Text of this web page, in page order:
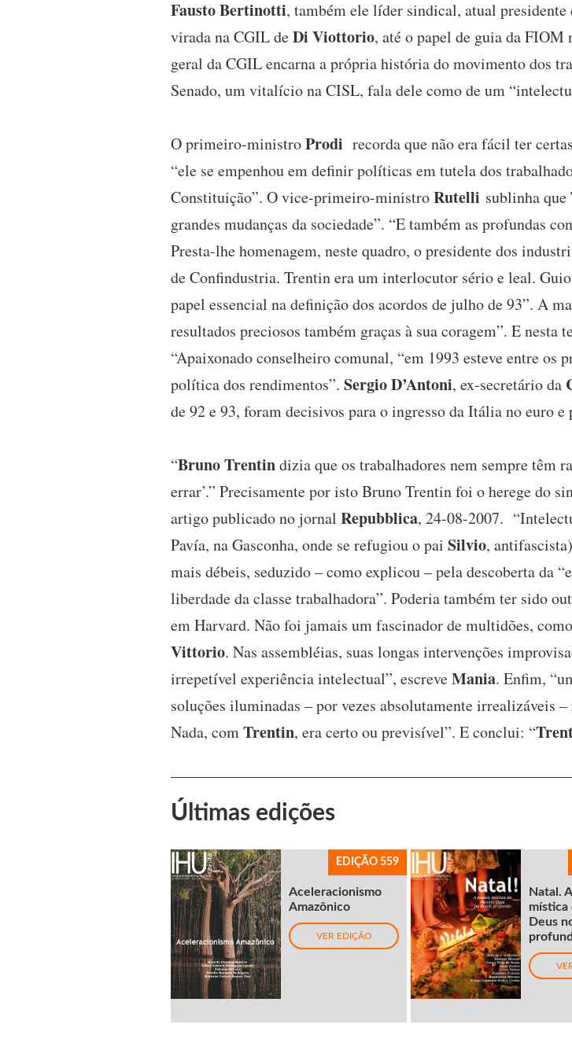
Fausto Bertinotti, também ele líder sindical, atual presidente
virada na CGIL deDi Viottorio, até o papel de guia da FIOM
geral da CGIL encarna a própria história do movimento dos
Senado, um vitalício na CISL, fala dele como de um
O primeiro-ministroProdi recorda que não era fácil ter
“ele se empenhou em definir políticas em tutela dos
Constituição”. O vice-primeiro-ministroRutelli sublinha que
grandes mudanças da sociedade”. “E também as profundas
Presta-lhe homenagem, neste quadro, o presidente dos
de Confindustria. Trentin era um interlocutor sério e leal.
papel essencial na definição dos acordos de julho de 93”. A
resultados preciosos também graças à sua coragem”. E
“Apaixonado conselheiro comunal, “em 1993 esteve entre os
política dos rendimentos”. Sergio D’Antoni, ex-secretário da
de 92 e 93, foram decisivos para o ingresso da Itália no euro e
“Bruno Trentindizia que os trabalhadores nem sempre têm
errar’.” Precisamente por isto Bruno Trentin foi o herege do
artigo publicado no jornal Repubblica, 24-08-2007.
Pavía, na Gasconha, onde se refugiou o pai Silvio,
mais débeis, seduzido – como explicou – pela descoberta da
liberdade da classe trabalhadora”. Poderia também ter sido
em Harvard. Não foi jamais um fascinador de multidões, como
Vittorio. Nas assembléias, suas longas intervenções
irrepetível experiência intelectual”, escreveMania. Enfim,
soluções iluminadas – por vezes absolutamente irrealizáveis –
Nada, comTrentin, era certo ou previsível”. E conclui: “
Últimas edições
EDIÇÃO 559
Aceleracionismo
Amazônico
VER EDIÇÃO
Natal.
mística
Deus